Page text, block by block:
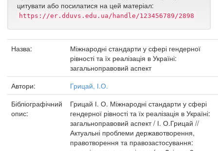
цитувати або посилатися на цей матеріал:
https://er.dduvs.edu.ua/handle/123456789/2898
Назва:
Міжнародні стандарти у сфері гендерної
рівності та їх реалізація в Україні:
загальноправовий аспект
Автори:
Грицай, І.О.
Бібліографічний
опис:
Грицай І. О. Міжнародні стандарти у сфері
гендерної рівності та їх реалізація в Україні:
загальноправовий аспект / І. О.Грицай //
Актуальні проблеми державотворення,
правотворення та правозастосування: